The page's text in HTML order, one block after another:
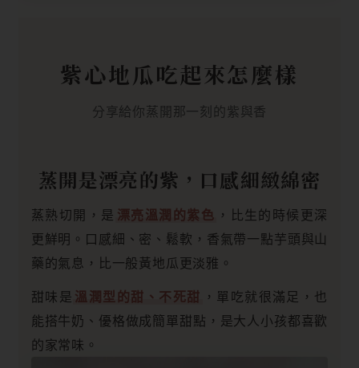
紫心地瓜吃起來怎麼樣
分享給你蒸開那一刻的紫與香
蒸開是漂亮的紫，口感細緻綿密
蒸熟切開，是 漂亮溫潤的紫色 ，比生的時候更深
更鮮明。口感細、密、鬆軟，香氣帶一點芋頭與山
藥的氣息，比一般黃地瓜更淡雅。
甜味是 溫潤型的甜、不死甜 ，單吃就很滿足，也
能搭牛奶、優格做成簡單甜點，是大人小孩都喜歡
的家常味。